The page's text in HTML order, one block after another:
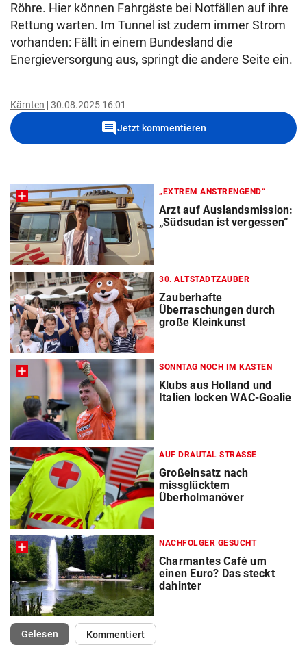
Röhre. Hier können Fahrgäste bei Notfällen auf ihre
Rettung warten. Im Tunnel ist zudem immer Strom
vorhanden: Fällt in einem Bundesland die
Energieversorgung aus, springt die andere Seite ein.
Kärnten 30.08.2025 16:01
commentJetzt kommentieren
„EXTREM ANSTRENGEND“
Arzt auf Auslandsmission:
„Südsudan ist vergessen“
30. ALTSTADTZAUBER
Zauberhafte
Überraschungen durch
große Kleinkunst
SONNTAG NOCH IM KASTEN
Klubs aus Holland und
Italien locken WAC-Goalie
AUF DRAUTAL STRASSE
Großeinsatz nach
missglücktem
Überholmanöver
NACHFOLGER GESUCHT
Charmantes Café um
einen Euro? Das steckt
dahinter
Gelesen(ausgewählt)Kommentiert